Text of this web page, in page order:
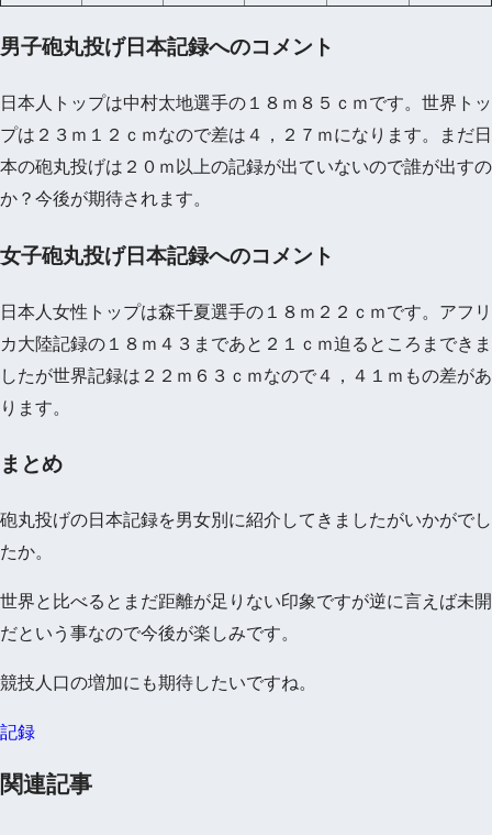
男子砲丸投げ日本記録へのコメント
日本人トップは中村太地選手の１８ｍ８５ｃｍです。世界トッ
プは２３ｍ１２ｃｍなので差は４，２７ｍになります。まだ日
本の砲丸投げは２０ｍ以上の記録が出ていないので誰が出すの
か？今後が期待されます。
女子砲丸投げ日本記録へのコメント
日本人女性トップは森千夏選手の１８ｍ２２ｃｍです。アフリ
カ大陸記録の１８ｍ４３まであと２１ｃｍ迫るところまできま
したが世界記録は２２ｍ６３ｃｍなので４，４１ｍもの差があ
ります。
まとめ
砲丸投げの日本記録を男女別に紹介してきましたがいかがでし
たか。
世界と比べるとまだ距離が足りない印象ですが逆に言えば未開
だという事なので今後が楽しみです。
競技人口の増加にも期待したいですね。
記録
関連記事